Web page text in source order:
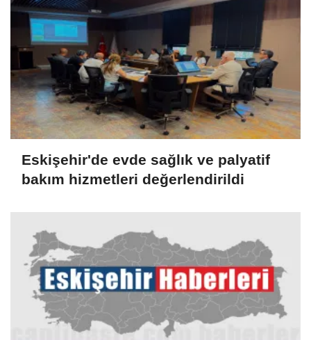
Eskişehir'de evde sağlık ve palyatif
bakım hizmetleri değerlendirildi